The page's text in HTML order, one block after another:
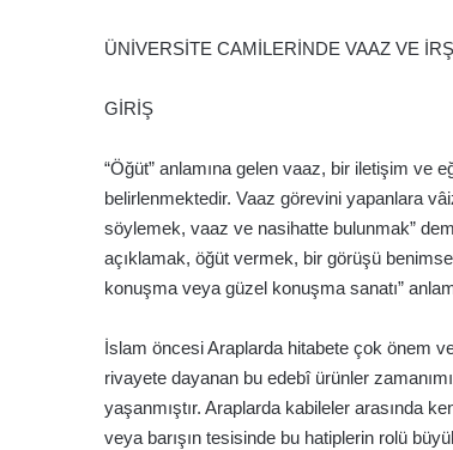
ÜNİVERSİTE CAMİLERİNDE VAAZ VE
GİRİŞ
“Öğüt” anlamına gelen vaaz, bir iletişim ve
belirlenmektedir. Vaaz görevini yapanlara
söylemek, vaaz ve nasihatte bulunmak”
açıklamak, öğüt vermek, bir görüşü
konuşma veya güzel konuşma sanatı”
İslam öncesi Araplarda hitabete çok önem
rivayete dayanan bu edebî ürünler
yaşanmıştır. Araplarda kabileler arasında
veya barışın tesisinde bu hatiplerin rolü